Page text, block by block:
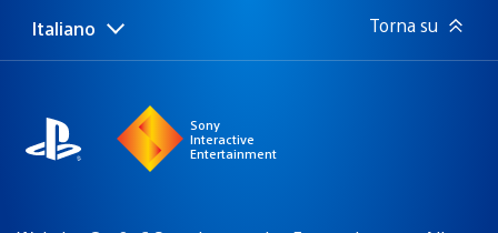
Seleziona
Regione
Italiano Torna su
Sony
Interactive
Entertainment